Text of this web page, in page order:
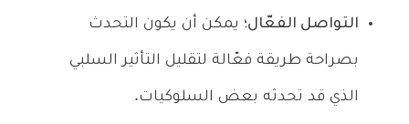
التواصل الفعّال؛ يمكن أن يكون التحدث
بصراحة طريقة فعّالة لتقليل التأثير السلبي
الذي قد تحدثه بعض السلوكيات.